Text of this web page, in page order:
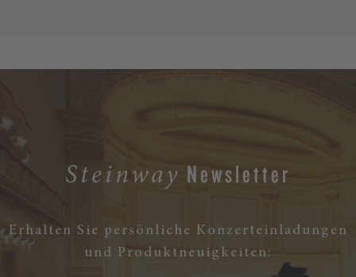
Steinway Newsletter
Erhalten Sie persönliche Konzerteinladungen
und Produktneuigkeiten: